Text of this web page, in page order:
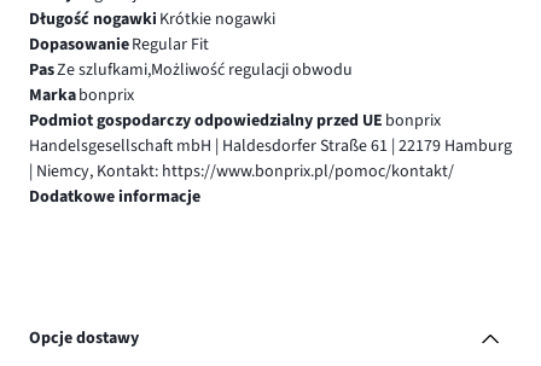
Długość nogawki Krótkie nogawki
DopasowanieRegular Fit
PasZe szlufkami,Możliwość regulacji obwodu
Markabonprix
Podmiot gospodarczy odpowiedzialny przed UE bonprix
Handelsgesellschaft mbH | Haldesdorfer Straße 61 | 22179 Hamburg
| Niemcy, Kontakt: https://www.bonprix.pl/pomoc/kontakt/
Dodatkowe informacje
Opcje dostawy